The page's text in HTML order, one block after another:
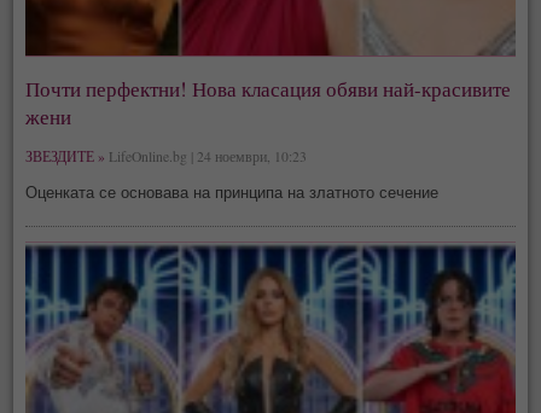
Почти перфектни! Нова класация обяви най-красивите
жени
ЗВЕЗДИТЕ » LifeOnline.bg | 24 ноември, 10:23
Оценката се основава на принципа на златното сечение